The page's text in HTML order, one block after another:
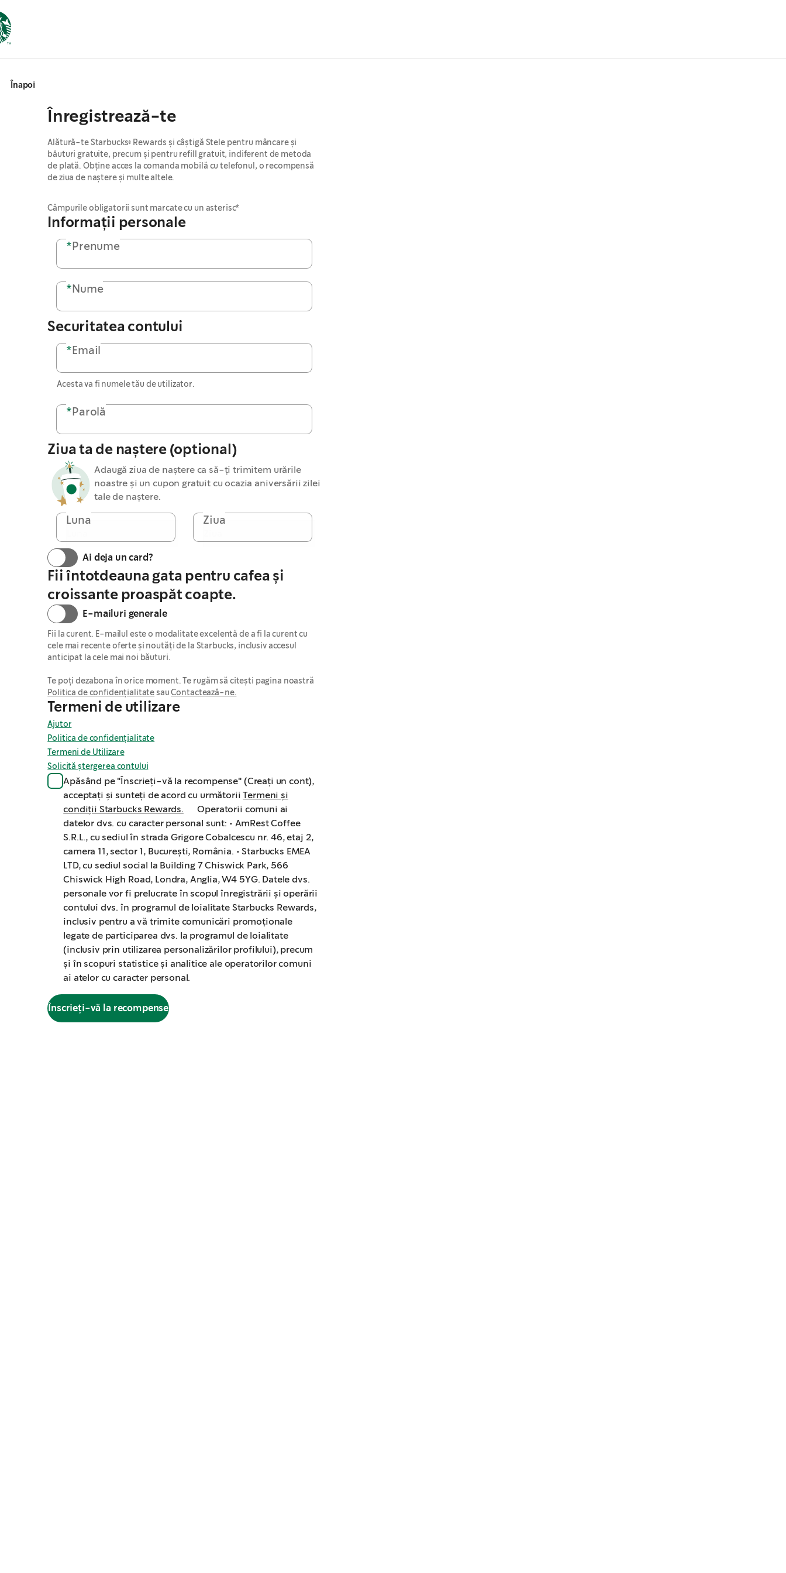
Înapoi
Înregistrează-te
Alătură-te Starbucks® Rewards și câștigă Stele pentru mâncare și
băuturi gratuite, precum și pentru refill gratuit, indiferent de metoda
de plată. Obține acces la comanda mobilă cu telefonul, o recompensă
de ziua de naștere și multe altele.
Câmpurile obligatorii sunt marcate cu un asterisc*
Informații personale
*Prenume
*Nume
Securitatea contului
*Email
Acesta va fi numele tău de utilizator.
*Parolă
Ziua ta de naștere (optional)
Adaugă ziua de naștere ca să-ți trimitem urările
noastre și un cupon gratuit cu ocazia aniversării zilei
tale de naștere.
Luna Ziua
Ai deja un card?
Fii întotdeauna gata pentru cafea și
croissante proaspăt coapte.
E-mailuri generale
Fii la curent. E-mailul este o modalitate excelentă de a fi la curent cu
cele mai recente oferte și noutăți de la Starbucks, inclusiv accesul
anticipat la cele mai noi băuturi.
Politica de confidențialitate sau Contactează-ne.
Termeni de utilizare
Ajutor
Politica de confidențialitate
Termeni de Utilizare
Solicită ștergerea contului
Apăsând pe "Înscrieți-vă la recompense" (Creați un cont),
acceptați și sunteți de acord cu următoriiTermeni și
condiții Starbucks Rewards. Operatorii comuni ai
datelor dvs. cu caracter personal sunt: • AmRest Coffee
S.R.L., cu sediul în strada Grigore Cobalcescu nr. 46, etaj 2,
camera 11, sector 1, București, România. • Starbucks EMEA
LTD, cu sediul social la Building 7 Chiswick Park, 566
Chiswick High Road, Londra, Anglia, W4 5YG. Datele dvs.
personale vor fi prelucrate în scopul înregistrării și operării
contului dvs. în programul de loialitate Starbucks Rewards,
inclusiv pentru a vă trimite comunicări promoționale
legate de participarea dvs. la programul de loialitate
(inclusiv prin utilizarea personalizărilor profilului), precum
și în scopuri statistice și analitice ale operatorilor comuni
ai atelor cu caracter personal.
Înscrieți-vă la recompense